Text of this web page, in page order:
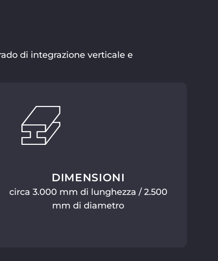
di integrazione verticale e
DIMENSIONI
circa 3.000 mm di lunghezza / 2.500
mm di diametro